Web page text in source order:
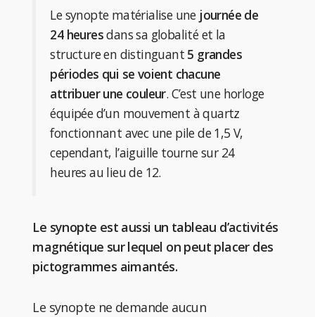
Le synopte matérialise une journée de
24 heuresdans sa globalité et la
structure en distinguant 5 grandes
périodes qui se voient chacune
attribuer une couleur. C’est une horloge
équipée d’un mouvement à quartz
fonctionnant avec une pile de 1,5 V,
cependant, l’aiguille tourne sur 24
heures au lieu de 12.
Le synopte est aussi un tableau d’activités
magnétique sur lequel on peut placer des
pictogrammes aimantés.
Le synopte ne demande aucun